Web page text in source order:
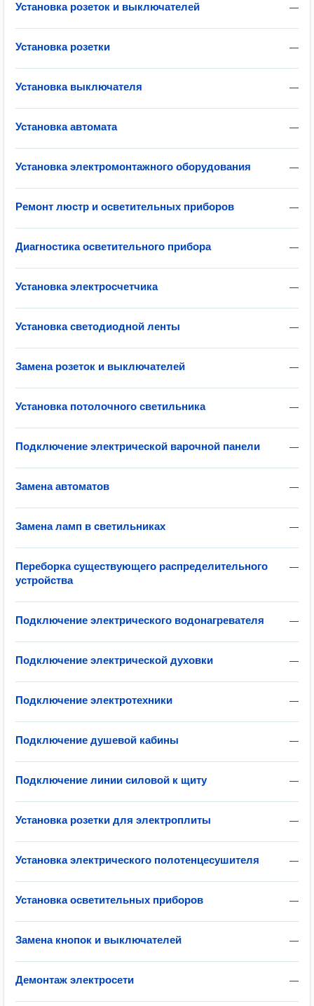
—
Установка розеток и выключателей
—
Установка розетки
—
Установка выключателя
—
Установка автомата
—
Установка электромонтажного оборудования
—
Ремонт люстр и осветительных приборов
—
Диагностика осветительного прибора
—
Установка электросчетчика
—
Установка светодиодной ленты
—
Замена розеток и выключателей
—
Установка потолочного светильника
—
Подключение электрической варочной панели
—
Замена автоматов
—
Замена ламп в светильниках
—
Переборка существующего распределительного
устройства
—
Подключение электрического водонагревателя
—
Подключение электрической духовки
—
Подключение электротехники
—
Подключение душевой кабины
—
Подключение линии силовой к щиту
—
Установка розетки для электроплиты
—
Установка электрического полотенцесушителя
—
Установка осветительных приборов
—
Замена кнопок и выключателей
—
Демонтаж электросети